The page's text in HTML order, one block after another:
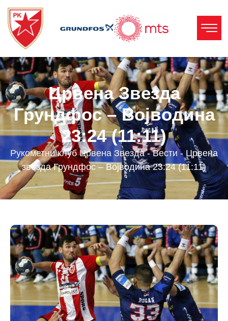
Црвена Звезда
Грундфос – Војводина
23:24 (11:11)
Рукометни клуб Црвена Звезда-Вести - Црвена
звезда Грундфос – Војводина 23:24 (11:11)